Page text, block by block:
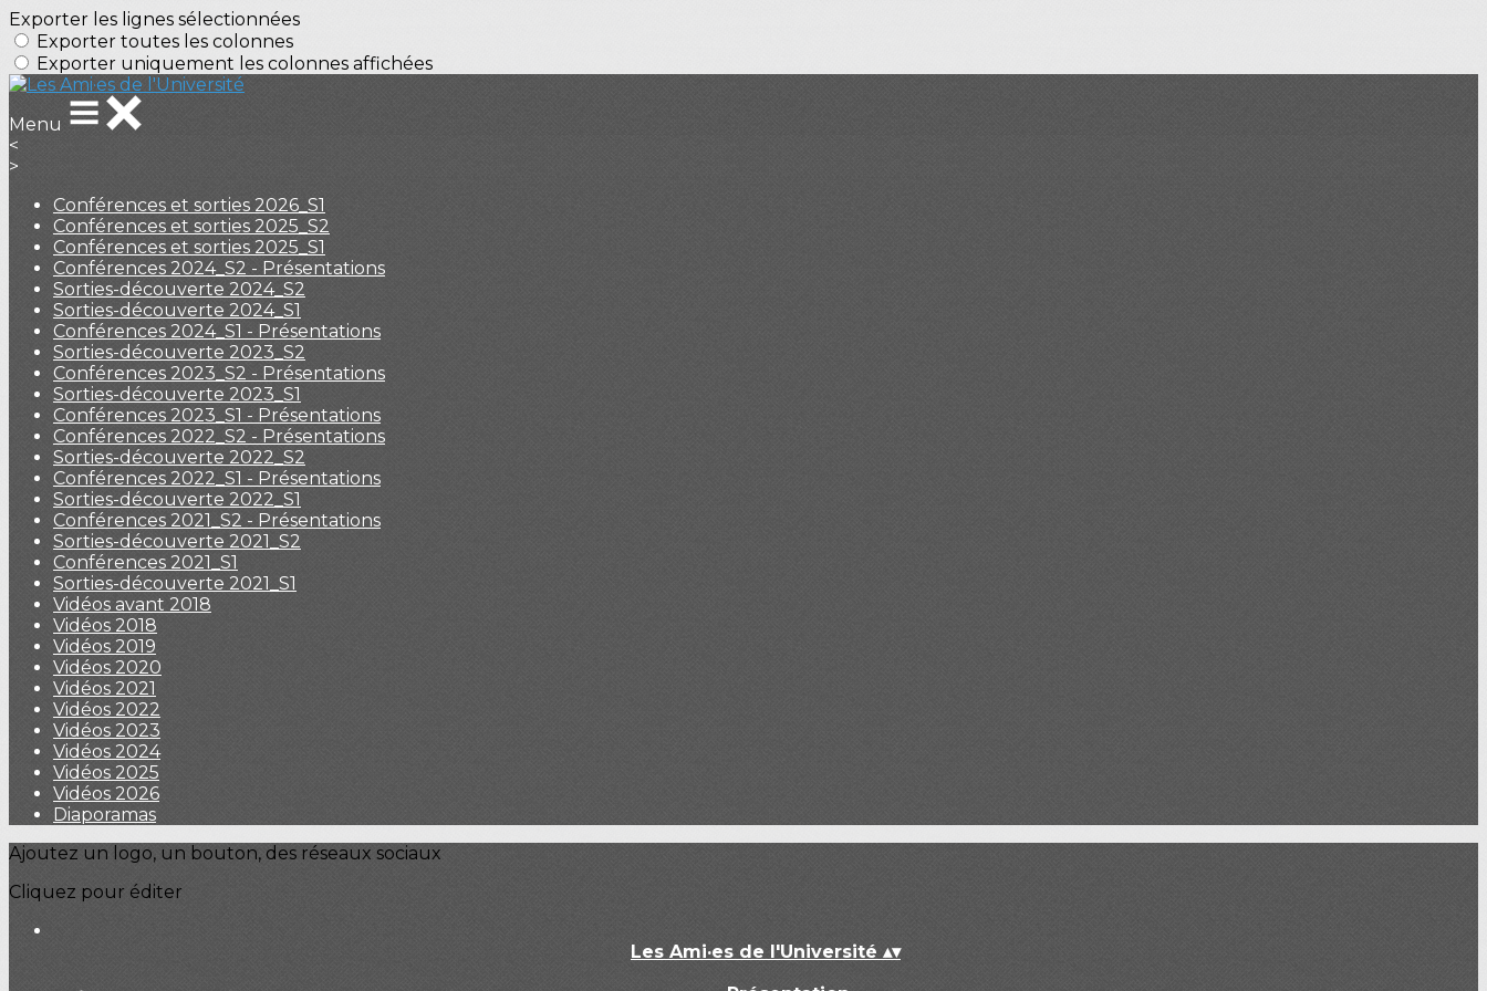
Exporter les lignes sélectionnées
Exporter toutes les colonnes
Exporter uniquement les colonnes affichées
Menu
<
>
Conférences et sorties 2026_S1
Conférences et sorties 2025_S2
Conférences et sorties 2025_S1
Conférences 2024_S2 - Présentations
Sorties-découverte 2024_S2
Sorties-découverte 2024_S1
Conférences 2024_S1 - Présentations
Sorties-découverte 2023_S2
Conférences 2023_S2 - Présentations
Sorties-découverte 2023_S1
Conférences 2023_S1 - Présentations
Conférences 2022_S2 - Présentations
Sorties-découverte 2022_S2
Conférences 2022_S1 - Présentations
Sorties-découverte 2022_S1
Conférences 2021_S2 - Présentations
Sorties-découverte 2021_S2
Conférences 2021_S1
Sorties-découverte 2021_S1
Vidéos avant 2018
Vidéos 2018
Vidéos 2019
Vidéos 2020
Vidéos 2021
Vidéos 2022
Vidéos 2023
Vidéos 2024
Vidéos 2025
Vidéos 2026
Diaporamas
Ajoutez un logo, un bouton, des réseaux sociaux
Cliquez pour éditer
Les Ami·es de l'Université ▴▾